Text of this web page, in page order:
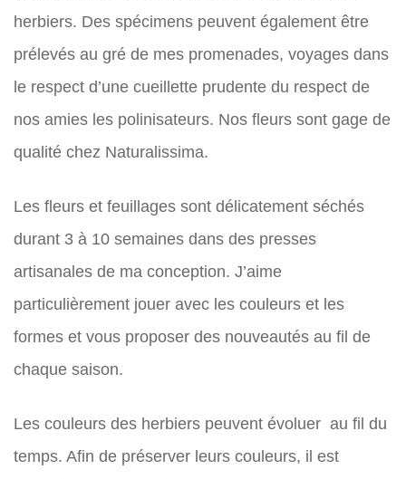
herbiers. Des spécimens peuvent également être
prélevés au gré de mes promenades, voyages dans
le respect d’une cueillette prudente du respect de
nos amies les polinisateurs. Nos fleurs sont gage de
qualité chez Naturalissima.
Les fleurs et feuillages sont délicatement séchés
durant 3 à 10 semaines dans des presses
artisanales de ma conception. J’aime
particulièrement jouer avec les couleurs et les
formes et vous proposer des nouveautés au fil de
chaque saison.
Les couleurs des herbiers peuvent évoluer au fil du
temps. Afin de préserver leurs couleurs, il est